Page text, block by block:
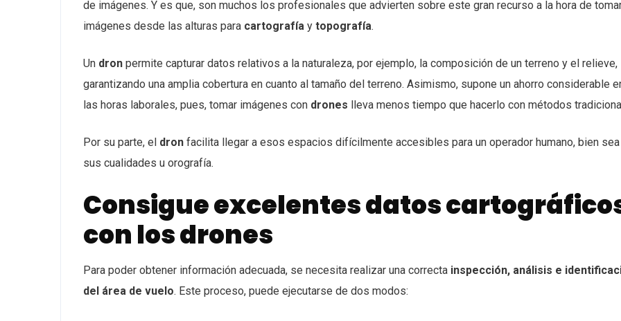
de imágenes. Y es que, son muchos los profesionales que advierten sobre este gran recurso a la hora de
imágenes desde las alturas para cartografía y topografía.
Un dron permite capturar datos relativos a la naturaleza, por ejemplo, la composición de un terreno y el relieve,
garantizando una amplia cobertura en cuanto al tamaño del terreno. Asimismo, supone un ahorro considerable
las horas laborales, pues, tomar imágenes con drones lleva menos tiempo que hacerlo con métodos
Por su parte, el dron facilita llegar a esos espacios difícilmente accesibles para un operador humano, bien
sus cualidades u orografía.
Consigue excelentes datos
con los drones
Para poder obtener información adecuada, se necesita realizar una correcta inspección, análisis e
del área de vuelo. Este proceso, puede ejecutarse de dos modos: